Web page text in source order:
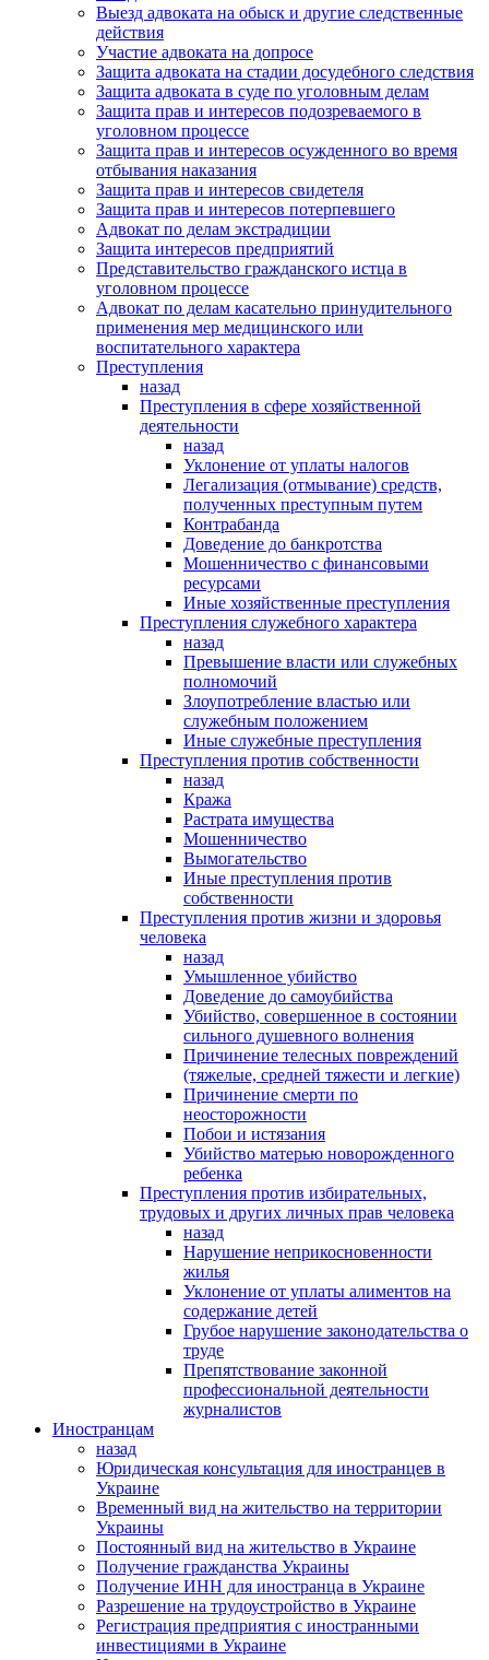
Выезд адвоката на обыск и другие следственные
действия
Участие адвоката на допросе
Защита адвоката на стадии досудебного следствия
Защита адвоката в суде по уголовным делам
Защита прав и интересов подозреваемого в
уголовном процессе
Защита прав и интересов осужденного во время
отбывания наказания
Защита прав и интересов свидетеля
Защита прав и интересов потерпевшего
Адвокат по делам экстрадиции
Защита интересов предприятий
Представительство гражданского истца в
уголовном процессе
Адвокат по делам касательно принудительного
применения мер медицинского или
воспитательного характера
Преступления
назад
Преступления в сфере хозяйственной
деятельности
назад
Уклонение от уплаты налогов
Легализация (отмывание) средств,
полученных преступным путем
Контрабанда
Доведение до банкротства
Мошенничество с финансовыми
ресурсами
Иные хозяйственные преступления
Преступления служебного характера
назад
Превышение власти или служебных
полномочий
Злоупотребление властью или
служебным положением
Иные служебные преступления
Преступления против собственности
назад
Кража
Растрата имущества
Мошенничество
Вымогательство
Иные преступления против
собственности
Преступления против жизни и здоровья
человека
назад
Умышленное убийство
Доведение до самоубийства
Убийство, совершенное в состоянии
сильного душевного волнения
Причинение телесных повреждений
(тяжелые, средней тяжести и легкие)
Причинение смерти по
неосторожности
Побои и истязания
Убийство матерью новорожденного
ребенка
Преступления против избирательных,
трудовых и других личных прав человека
назад
Нарушение неприкосновенности
жилья
Уклонение от уплаты алиментов на
содержание детей
Грубое нарушение законодательства о
труде
Препятствование законной
профессиональной деятельности
журналистов
Иностранцам
назад
Юридическая консультация для иностранцев в
Украине
Временный вид на жительство на территории
Украины
Постоянный вид на жительство в Украине
Получение гражданства Украины
Получение ИНН для иностранца в Украине
Разрешение на трудоустройство в Украине
Регистрация предприятия с иностранными
инвестициями в Украине